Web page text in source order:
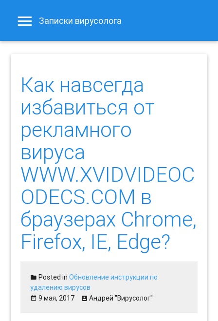
Записки вирусолога
Как навсегда
избавиться от
рекламного
вируса
WWW.XVIDVIDEOC
ODECS.COM в
браузерах Chrome,
Firefox, IE, Edge?
Posted inОбновление инструкции по
удалению вирусов
9 мая, 2017
Андрей "Вирусолог"